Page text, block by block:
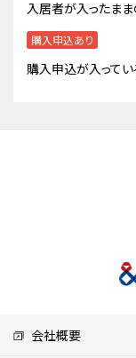
入居者が入ったまま
購入申込あり
購入申込が入ってい
会社概要